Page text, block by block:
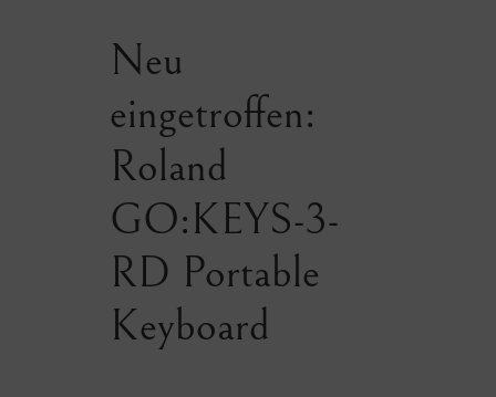
Neu
eingetroffen:
Roland
GO:KEYS-3-
RD Portable
Keyboard